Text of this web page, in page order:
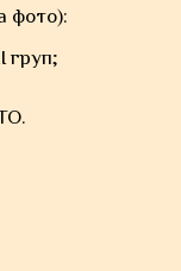
фото):
груп;